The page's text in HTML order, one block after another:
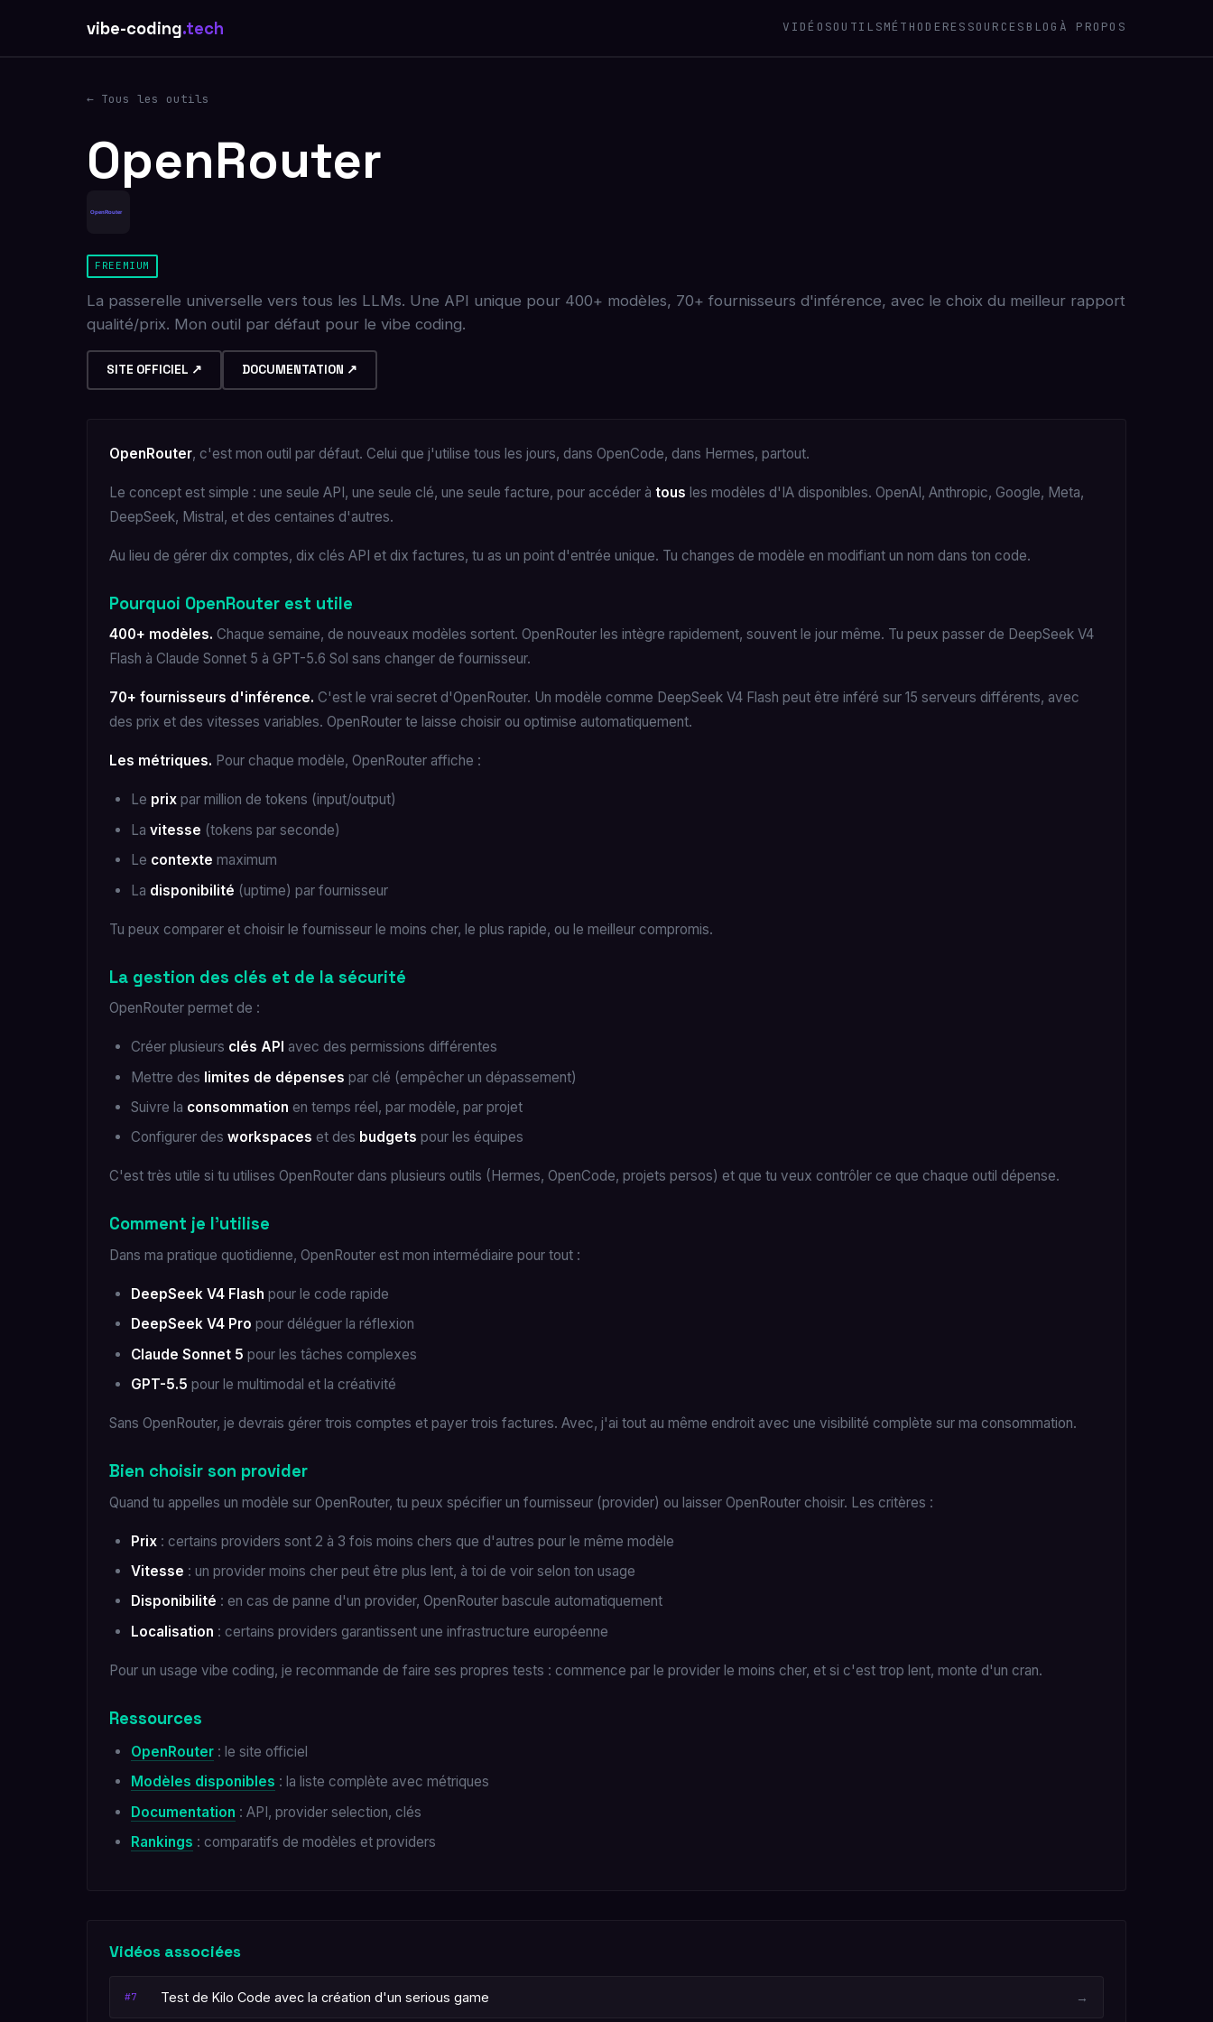
vibe-coding.tech VIDÉOSOUTILSMÉTHODERESSOURCES BLOG À PROPOS
← Tous les outils
OpenRouter
FREEMIUM
La passerelle universelle vers tous les LLMs. Une API unique pour 400+ modèles, 70+ fournisseurs d'inférence, avec le choix du meilleur rapport
qualité/prix. Mon outil par défaut pour le vibe coding.
SITE OFFICIEL ↗ DOCUMENTATION ↗
OpenRouter, c'est mon outil par défaut. Celui que j'utilise tous les jours, dans OpenCode, dans Hermes, partout.
Le concept est simple : une seule API, une seule clé, une seule facture, pour accéder à tous les modèles d'IA disponibles. OpenAI, Anthropic, Google, Meta,
DeepSeek, Mistral, et des centaines d'autres.
Au lieu de gérer dix comptes, dix clés API et dix factures, tu as un point d'entrée unique. Tu changes de modèle en modifiant un nom dans ton code.
Pourquoi OpenRouter est utile
400+ modèles. Chaque semaine, de nouveaux modèles sortent. OpenRouter les intègre rapidement, souvent le jour même. Tu peux passer de DeepSeek V4
Flash à Claude Sonnet 5 à GPT-5.6 Sol sans changer de fournisseur.
70+ fournisseurs d'inférence. C'est le vrai secret d'OpenRouter. Un modèle comme DeepSeek V4 Flash peut être inféré sur 15 serveurs différents, avec
des prix et des vitesses variables. OpenRouter te laisse choisir ou optimise automatiquement.
Les métriques. Pour chaque modèle, OpenRouter affiche :
Le prix par million de tokens (input/output)
La vitesse (tokens par seconde)
Le contexte maximum
La disponibilité (uptime) par fournisseur
Tu peux comparer et choisir le fournisseur le moins cher, le plus rapide, ou le meilleur compromis.
La gestion des clés et de la sécurité
OpenRouter permet de :
Créer plusieurs clés API avec des permissions différentes
Mettre des limites de dépenses par clé (empêcher un dépassement)
Suivre la consommation en temps réel, par modèle, par projet
Configurer des workspaces et des budgets pour les équipes
C'est très utile si tu utilises OpenRouter dans plusieurs outils (Hermes, OpenCode, projets persos) et que tu veux contrôler ce que chaque outil dépense.
Comment je l'utilise
Dans ma pratique quotidienne, OpenRouter est mon intermédiaire pour tout :
DeepSeek V4 Flash pour le code rapide
DeepSeek V4 Pro pour déléguer la réflexion
Claude Sonnet 5 pour les tâches complexes
GPT-5.5 pour le multimodal et la créativité
Sans OpenRouter, je devrais gérer trois comptes et payer trois factures. Avec, j'ai tout au même endroit avec une visibilité complète sur ma consommation.
Bien choisir son provider
Quand tu appelles un modèle sur OpenRouter, tu peux spécifier un fournisseur (provider) ou laisser OpenRouter choisir. Les critères :
Prix : certains providers sont 2 à 3 fois moins chers que d'autres pour le même modèle
Vitesse : un provider moins cher peut être plus lent, à toi de voir selon ton usage
Disponibilité : en cas de panne d'un provider, OpenRouter bascule automatiquement
Localisation : certains providers garantissent une infrastructure européenne
Pour un usage vibe coding, je recommande de faire ses propres tests : commence par le provider le moins cher, et si c'est trop lent, monte d'un cran.
Ressources
OpenRouter : le site officiel
Modèles disponibles : la liste complète avec métriques
Documentation : API, provider selection, clés
Rankings : comparatifs de modèles et providers
Vidéos associées
#7 Test de Kilo Code avec la création d'un serious game →